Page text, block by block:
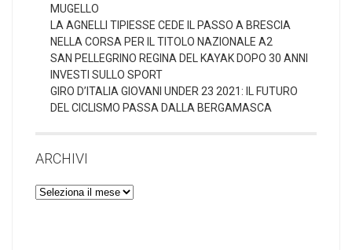
MUGELLO
LA AGNELLI TIPIESSE CEDE IL PASSO A BRESCIA
NELLA CORSA PER IL TITOLO NAZIONALE A2
SAN PELLEGRINO REGINA DEL KAYAK DOPO 30 ANNI
INVESTI SULLO SPORT
GIRO D’ITALIA GIOVANI UNDER 23 2021: IL FUTURO
DEL CICLISMO PASSA DALLA BERGAMASCA
ARCHIVI
Archivi